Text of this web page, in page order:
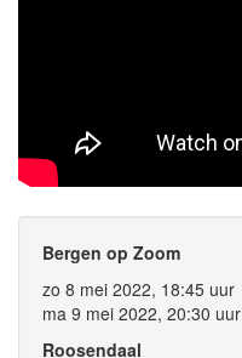
Bergen op Zoom
zo 8 mei 2022, 18:45 uur
ma 9 mei 2022, 20:30 uur
Roosendaal